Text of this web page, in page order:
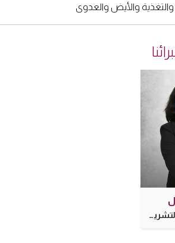
والأيض والعدوى
أخصائية علم الأمراض التشريحي و السريري